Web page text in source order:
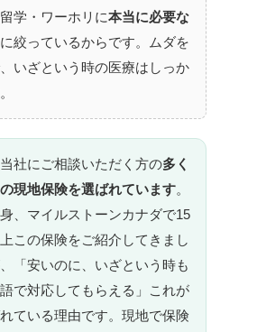
学・ワーホリに本当に必要な
に絞っているからです。ムダを
いざという時の医療はしっか
社にご相談いただく方の多く
現地保険を選ばれています。
、マイルストーンカナダで15
この保険をご紹介してきまし
「安いのに、いざという時も
で対応してもらえる」これが
ている理由です。現地で保険